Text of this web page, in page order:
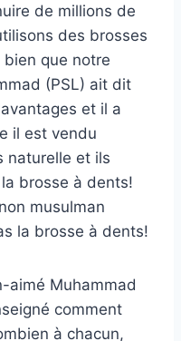
de millions de
des brosses
que notre
(PSL) ait dit
et il a
il est vendu
naturelle et ils
brosse à dents!
musulman
la brosse à dents!
aimé Muhammad
comment
à chacun,